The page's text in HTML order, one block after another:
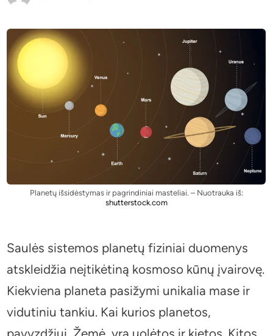
Planetų išsidėstymas ir pagrindiniai masteliai. – Nuotrauka iš:
shutterstock.com
Saulės sistemos planetų fiziniai duomenys
atskleidžia neįtikėtiną kosmoso kūnų įvairovę.
Kiekviena planeta pasižymi unikalia mase ir
vidutiniu tankiu. Kai kurios planetos,